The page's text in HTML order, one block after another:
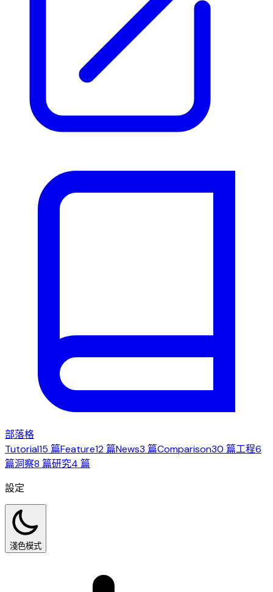
部落格
Tutorial15 篇Feature12 篇News3 篇Comparison30 篇工程6
篇洞察8 篇研究4 篇
設定
淺色模式